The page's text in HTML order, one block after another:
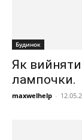
Будинок
Як вийняти
лампочки.
maxwelhelp -